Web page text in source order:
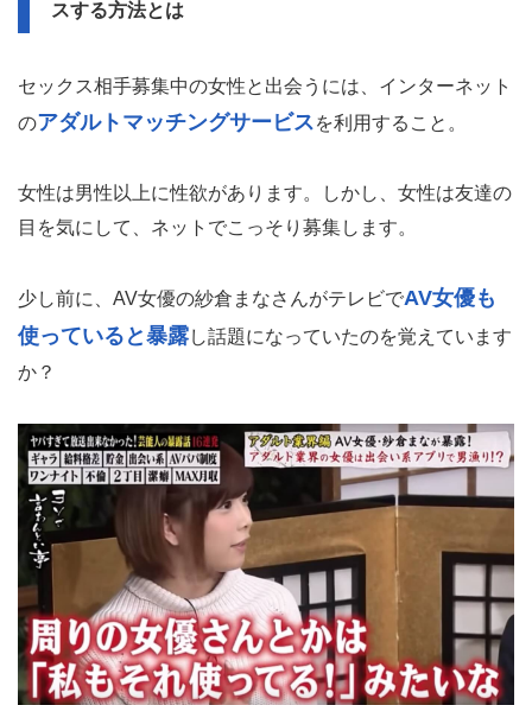
スする方法とは
セックス相手募集中の女性と出会うには、インターネット
のアダルトマッチングサービスを利用すること。
女性は男性以上に性欲があります。しかし、女性は友達の
目を気にして、ネットでこっそり募集します。
少し前に、AV女優の紗倉まなさんがテレビでAV女優も
使っていると暴露し話題になっていたのを覚えています
か？